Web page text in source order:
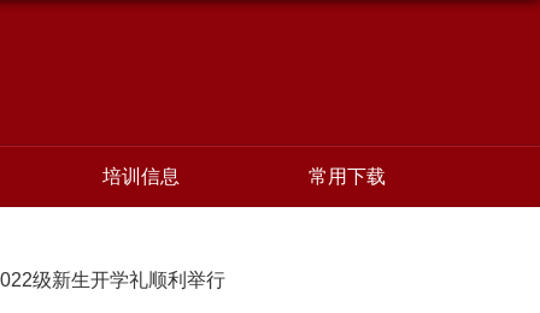
培训信息 常用下载
级新生开学礼顺利举行